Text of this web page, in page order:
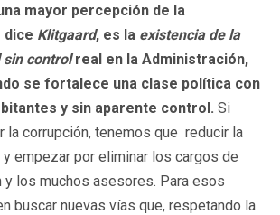
mayor percepción de la
dice Klitgaard, es la existencia de la
controlreal en la Administración,
se fortalece una clase política con
y sin aparente control. Si
la corrupción, tenemos que reducir la
empezar por eliminar los cargos de
y los muchos asesores. Para esos
buscar nuevas vías que, respetando la